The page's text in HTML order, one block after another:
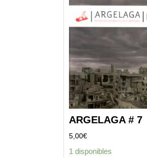
ARGELAGA # 7
5,00€
1 disponibles